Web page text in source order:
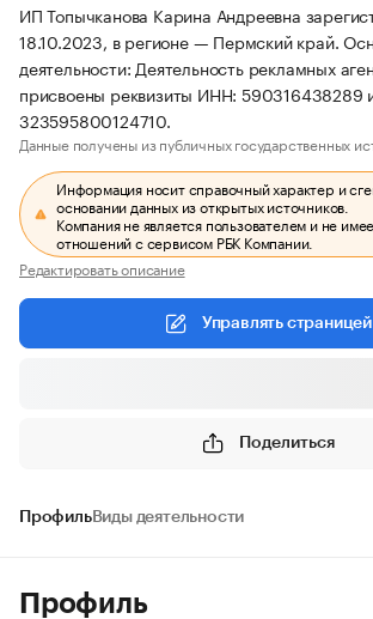
ИП Топычканова Карина Андреевна
18.10.2023, в регионе — Пермский край.
деятельности: Деятельность рекламных
присвоены реквизиты ИНН:
323595800124710.
Данные получены из публичных государственных
Информация носит справочный характер и
основании данных из открытых источников.
Компания не является пользователем и не
отношений с сервисом РБК Компании.
Редактировать описание
Управлять страницей
Поделиться
ПрофильВиды деятельности
Профиль